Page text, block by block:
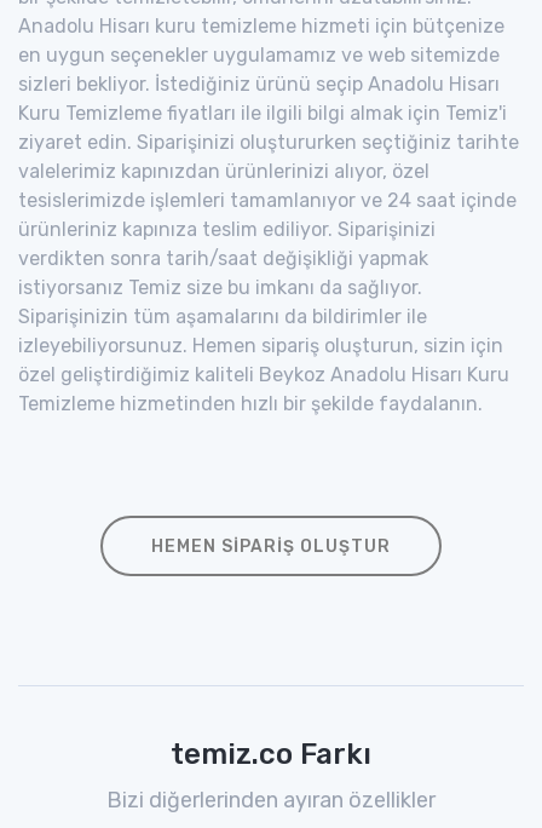
Anadolu Hisarı kuru temizleme hizmeti için bütçenize
en uygun seçenekler uygulamamız ve web sitemizde
sizleri bekliyor. İstediğiniz ürünü seçip Anadolu Hisarı
Kuru Temizleme fiyatları ile ilgili bilgi almak için Temiz'i
ziyaret edin. Siparişinizi oluştururken seçtiğiniz tarihte
valelerimiz kapınızdan ürünlerinizi alıyor, özel
tesislerimizde işlemleri tamamlanıyor ve 24 saat içinde
ürünleriniz kapınıza teslim ediliyor. Siparişinizi
verdikten sonra tarih/saat değişikliği yapmak
istiyorsanız Temiz size bu imkanı da sağlıyor.
Siparişinizin tüm aşamalarını da bildirimler ile
izleyebiliyorsunuz. Hemen sipariş oluşturun, sizin için
özel geliştirdiğimiz kaliteli Beykoz Anadolu Hisarı Kuru
Temizleme hizmetinden hızlı bir şekilde faydalanın.
HEMEN SIPARIŞ OLUŞTUR
temiz.co Farkı
Bizi diğerlerinden ayıran özellikler